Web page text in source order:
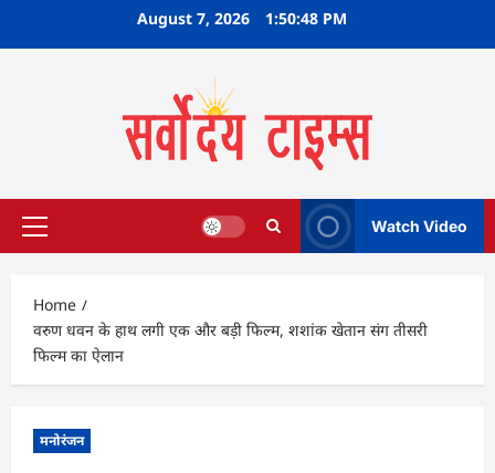
August 7, 2026 1:50:49 PM
Primary
Watch Video
Home
वरुण धवन के हाथ लगी एक और बड़ी फिल्म, शशांक खेतान संग तीसरी
फिल्म का ऐलान
मनोरंजन